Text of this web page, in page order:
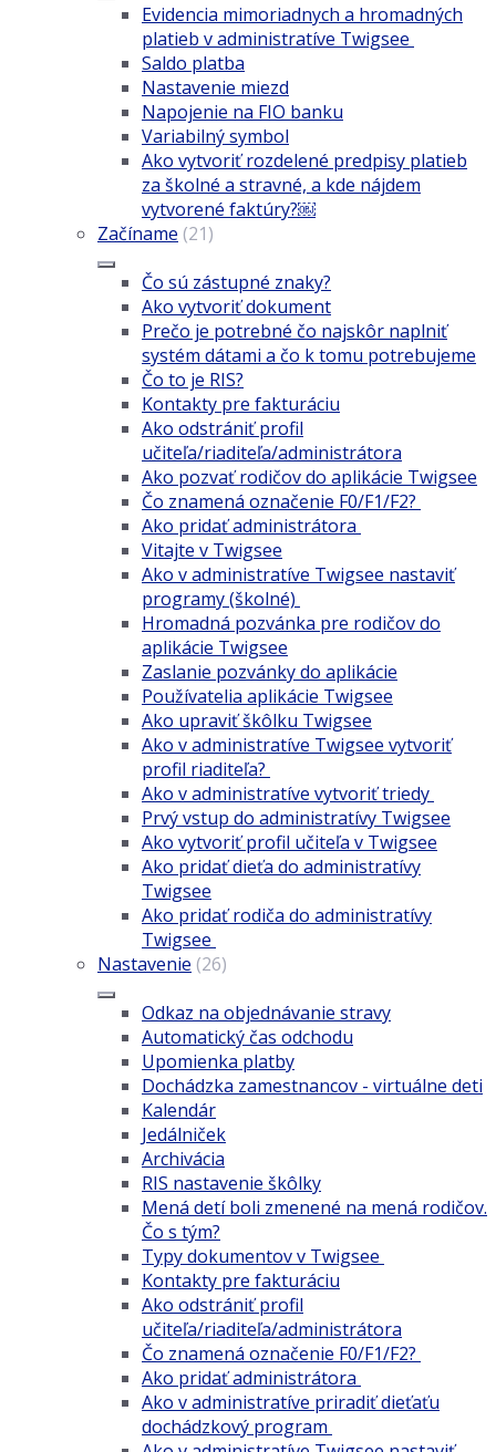
Evidencia mimoriadnych a hromadných
platieb v administratíve Twigsee
Saldo platba
Nastavenie miezd
Napojenie na FIO banku
Variabilný symbol
Ako vytvoriť rozdelené predpisy platieb
za školné a stravné, a kde nájdem
vytvorené faktúry?￼
Začíname (21)
Čo sú zástupné znaky?
Ako vytvoriť dokument
Prečo je potrebné čo najskôr naplniť
systém dátami a čo k tomu potrebujeme
Čo to je RIS?
Kontakty pre fakturáciu
Ako odstrániť profil
učiteľa/riaditeľa/administrátora
Ako pozvať rodičov do aplikácie Twigsee
Čo znamená označenie F0/F1/F2?
Ako pridať administrátora
Vitajte v Twigsee
Ako v administratíve Twigsee nastaviť
programy (školné)
Hromadná pozvánka pre rodičov do
aplikácie Twigsee
Zaslanie pozvánky do aplikácie
Používatelia aplikácie Twigsee
Ako upraviť škôlku Twigsee
Ako v administratíve Twigsee vytvoriť
profil riaditeľa?
Ako v administratíve vytvoriť triedy
Prvý vstup do administratívy Twigsee
Ako vytvoriť profil učiteľa v Twigsee
Ako pridať dieťa do administratívy
Twigsee
Ako pridať rodiča do administratívy
Twigsee
Nastavenie (26)
Odkaz na objednávanie stravy
Automatický čas odchodu
Upomienka platby
Dochádzka zamestnancov - virtuálne deti
Kalendár
Jedálniček
Archivácia
RIS nastavenie škôlky
Mená detí boli zmenené na mená rodičov.
Čo s tým?
Typy dokumentov v Twigsee
Kontakty pre fakturáciu
Ako odstrániť profil
učiteľa/riaditeľa/administrátora
Čo znamená označenie F0/F1/F2?
Ako pridať administrátora
Ako v administratíve priradiť dieťaťu
dochádzkový program